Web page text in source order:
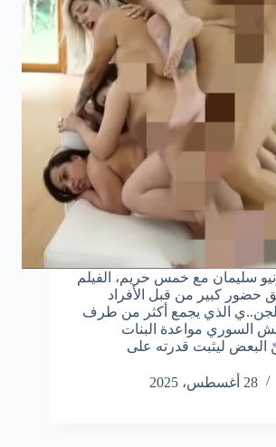
سليمان مع خمس حريم، الفيلم
حضور كبير من قبل الأفراد
الذي يجمع أكثر من طرف
السوري مواعدة البنات
ليثبت قدرته على
28 أغسطس، 2025